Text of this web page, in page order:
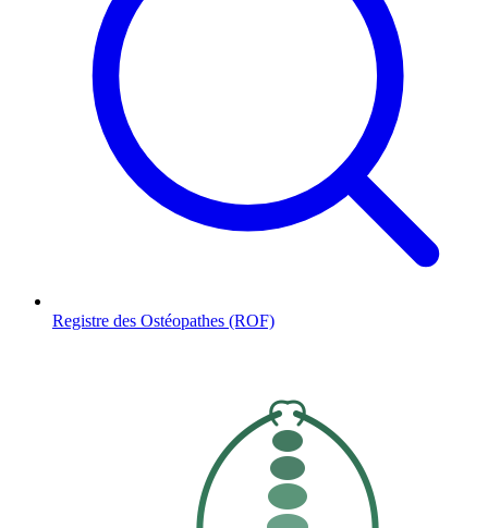
Registre des Ostéopathes (ROF)